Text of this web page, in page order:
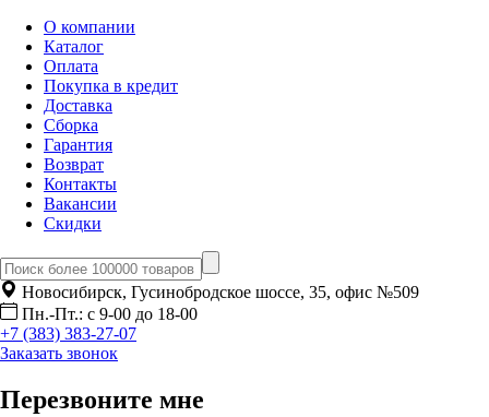
О компании
Каталог
Оплата
Покупка в кредит
Доставка
Сборка
Гарантия
Возврат
Контакты
Вакансии
Скидки
Новосибирск, Гусинобродское шоссе, 35, офис №509
Пн.-Пт.: с 9-00 до 18-00
+7 (383) 383-27-07
Заказать звонок
Перезвоните мне